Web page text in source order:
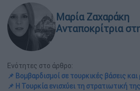
Μαρία Ζαχαράκη
Ανταποκρίτρια
Ενότητες στο άρθρο:
📌 Βομβαρδισμοί σε τουρκικές βάσεις
📌 Η Τουρκία ενισχύει τη στρατιωτική